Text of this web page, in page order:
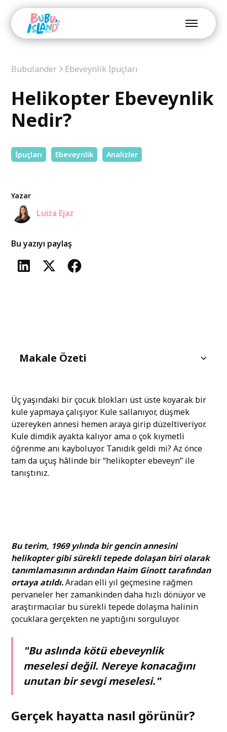
Bubulander Ebeveynlik İpuçları
Helikopter Ebeveynlik
Nedir?
İpuçları Ebeveynlik Analizler
Yazar
Luiza Ejaz
Bu yazıyı paylaş
Üç yaşındaki bir çocuk blokları üst üste koyarak bir
kule yapmaya çalışıyor. Kule sallanıyor, düşmek
üzereyken annesi hemen araya girip düzeltiveriyor.
Kule dimdik ayakta kalıyor ama o çok kıymetli
öğrenme anı kayboluyor. Tanıdık geldi mi? Az önce
tam da uçuş hâlinde bir “helikopter ebeveyn” ile
tanıştınız.
Bu terim, 1969 yılında bir gencin annesini
helikopter gibi sürekli tepede dolaşan biri olarak
tanımlamasının ardından Haim Ginott tarafından
ortaya atıldı.Aradan elli yıl geçmesine rağmen
pervaneler her zamankinden daha hızlı dönüyor ve
araştırmacılar bu sürekli tepede dolaşma halinin
çocuklara gerçekten ne yaptığını sorguluyor.
"Bu aslında kötü ebeveynlik
meselesi değil. Nereye konacağını
unutan bir sevgi meselesi."
Gerçek hayatta nasıl görünür?
Makale Özeti
Klasik belirtiler